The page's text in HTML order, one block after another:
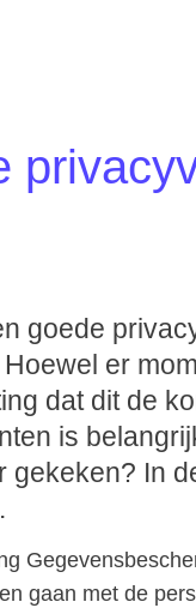
goede
er
dat dit de
is
gekeken? In
gaan met de